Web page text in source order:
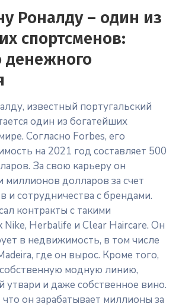
Роналду – один из
спортсменов:
денежного
известный португальский
один из богатейших
Согласно Forbes, его
на 2021 год составляет 500
За свою карьеру он
миллионов долларов за счет
и сотрудничества с брендами.
контракты с такими
Nike, Herbalife и Clear Haircare. Он
в недвижимость, в том числе
где он вырос. Кроме того,
модную линию,
утвари и даже собственное вино.
он зарабатывает миллионы за